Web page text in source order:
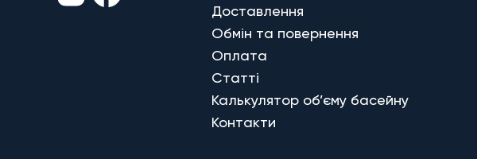
Доставлення
Обмін та повернення
Оплата
Статті
Калькулятор об’єму басейну
Контакти